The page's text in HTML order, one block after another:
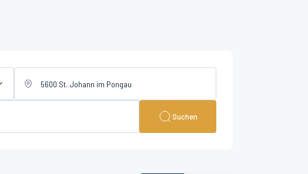
Suchen